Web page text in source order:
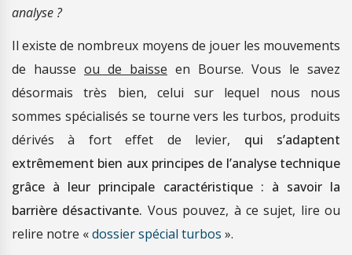
analyse ?
Il existe de nombreux moyens de jouer les mouvements
de hausse ou de baisse en Bourse. Vous le savez
désormais très bien, celui sur lequel nous nous
sommes spécialisés se tourne vers les turbos, produits
dérivés à fort effet de levier, qui s’adaptent
extrêmement bien aux principes de l’analyse technique
grâce à leur principale caractéristique : à savoir la
barrière désactivante. Vous pouvez, à ce sujet, lire ou
relire notre «dossier spécial turbos ».